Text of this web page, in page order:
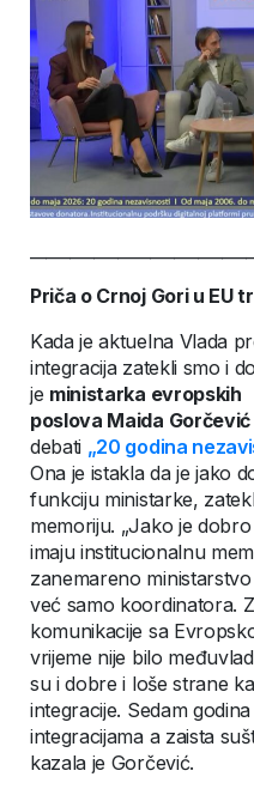
Priča o Crnoj Gori u EU
Kada je aktuelna Vlada
integracija zatekli smo i
je ministarka evropskih
poslova Maida Gorčević
debati „20 godina
Ona je istakla da je jako
funkciju ministarke,
memoriju. „Jako je
imaju institucionalnu
zanemareno
već samo koordinatora.
komunikacije sa
vrijeme nije bilo
su i dobre i loše strane
integracije. Sedam
integracijama a zaista
kazala je Gorčević.